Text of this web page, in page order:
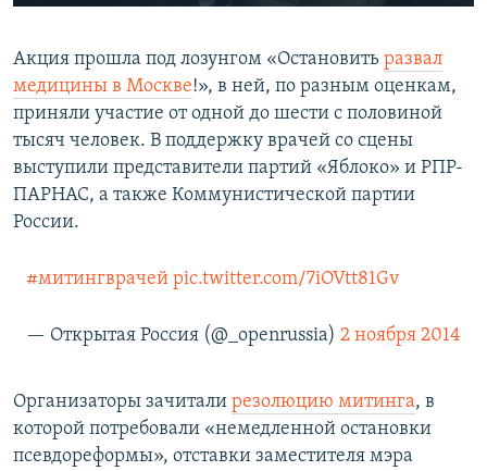
Акция прошла под лозунгом «Остановить развал
медицины в Москве!», в ней, по разным оценкам,
приняли участие от одной до шести с половиной
тысяч человек. В поддержку врачей со сцены
выступили представители партий «Яблоко» и РПР-
ПАРНАС, а также Коммунистической партии
России.
#митингврачей pic.twitter.com/7iOVtt81Gv
— Открытая Россия (@_openrussia) 2 ноября 2014
Организаторы зачитали резолюцию митинга, в
которой потребовали «немедленной остановки
псевдореформы», отставки заместителя мэра